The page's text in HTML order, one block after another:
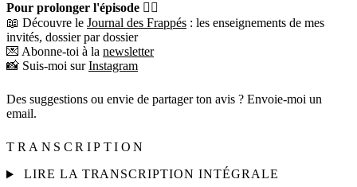
Pour prolonger l'épisode 👇🏼
📖 Découvre le Journal des Frappés : les enseignements de mes
invités, dossier par dossier
💌 Abonne-toi à la newsletter
📸 Suis-moi surInstagram
Des suggestions ou envie de partager ton avis ? Envoie-moi un
email.
TRANSCRIPTION
LIRE LA TRANSCRIPTION INTÉGRALE